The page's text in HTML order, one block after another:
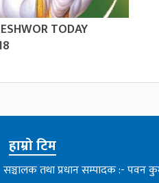
TODAY
हाम्रो टिम
सञ्चालक तथा प्रधान सम्पादक :- पवन